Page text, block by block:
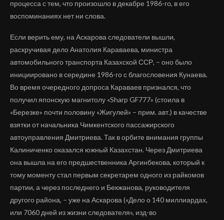
процесса с тем, что произошло в декабре 1986-го, в его
воспоминаниях нет ни слова.
Если верить ему, на Аскарова следователи вышли,
раскручивая дело Анатолия Караваева, министра
автомобильного транспорта Казахской ССР, – оно было
инициировано в середине 1986-го с благословения Кунаева.
Во время очередного допроса Караваев признался, что
получил японскую магнитолу «Sharp GF777» (стоила в
«Березке» почти половину «Жигулей» – прим. авт.) в качестве
взятки от начальника Чимкентского пассажирского
автоуправления Дмитриева. Так в орбите внимания группы
Калиниченко оказался южный Казахстан. Через Дмитриева
она вышла на его предшественника Аргинбекова, который к
тому моменту стал первым секретарем одного из райкомов
партии, а через последнего и Бекжанова, руководителя
другого района, – уже на Аскарова («Дело о 140 миллиардах,
или 7060 дней из жизни следователя», изд-во